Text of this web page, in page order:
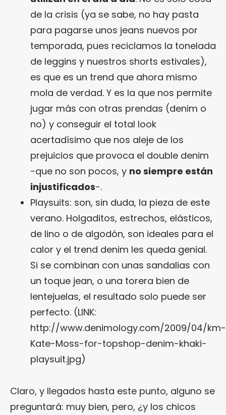
de la crisis (ya se sabe, no hay pasta
para pagarse unos jeans nuevos por
temporada, pues reciclamos la tonelada
de leggins y nuestros shorts estivales),
es que es un trend que ahora mismo
mola de verdad. Y es la que nos permite
jugar más con otras prendas (denim o
no) y conseguir el total look
acertadísimo que nos aleje de los
prejuicios que provoca el double denim
-que no son pocos, y no siempre están
injustificados-.
Playsuits: son, sin duda, la pieza de este
verano. Holgaditos, estrechos, elásticos,
de lino o de algodón, son ideales para el
calor y el trend denim les queda genial.
Si se combinan con unas sandalias con
un toque jean, o una torera bien de
lentejuelas, el resultado solo puede ser
perfecto. (LINK:
http://www.denimology.com/2009/04/km-
Kate-Moss-for-topshop-denim-khaki-
playsuit.jpg)
Claro, y llegados hasta este punto, alguno se
preguntará: muy bien, pero, ¿y los chicos